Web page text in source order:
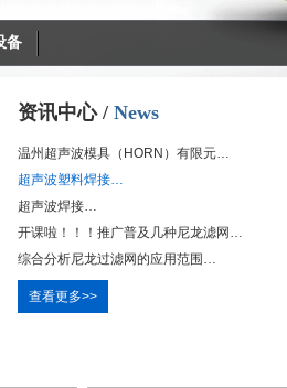
备
资讯中心 / News
温州超声波模具（HORN）有限元…
超声波塑料焊接…
超声波焊接…
开课啦！！！推广普及几种尼龙滤网…
综合分析尼龙过滤网的应用范围…
查看更多>>